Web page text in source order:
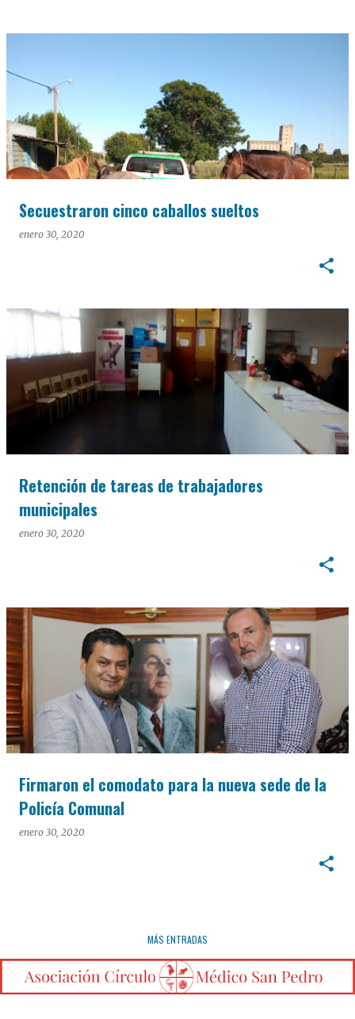
Secuestraron cinco caballos sueltos
enero 30, 2020
Retención de tareas de trabajadores
municipales
enero 30, 2020
Firmaron el comodato para la nueva sede de la
Policía Comunal
enero 30, 2020
MÁS ENTRADAS